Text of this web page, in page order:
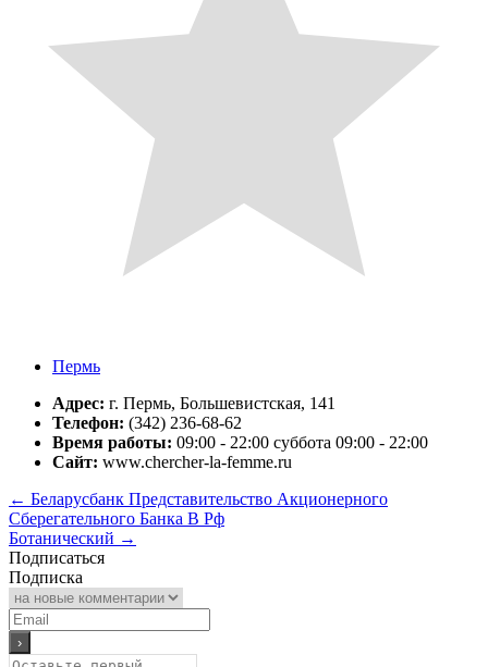
Пермь
Адрес: г. Пермь, Большевистская, 141
Телефон: (342) 236-68-62
Время работы: 09:00 - 22:00 суббота 09:00 - 22:00
Сайт: www.chercher-la-femme.ru
← Беларусбанк Представительство Акционерного
Сберегательного Банка В Рф
Ботанический →
Подписаться
Подписка